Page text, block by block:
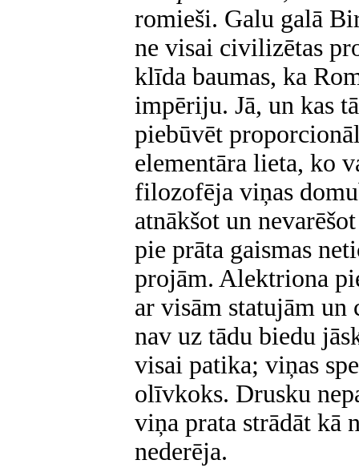
romieši. Galu galā
ne visai civilizētas
klīda baumas, ka
impēriju. Jā, un kas
piebūvēt
elementāra lieta, ko
filozofēja viņas
atnākšot un
pie prāta gaismas
projām. Alektriona
ar visām statujām
nav uz tādu biedu
visai patika; viņas
olīvkoks. Drusku
viņa prata strādāt kā
nederēja.